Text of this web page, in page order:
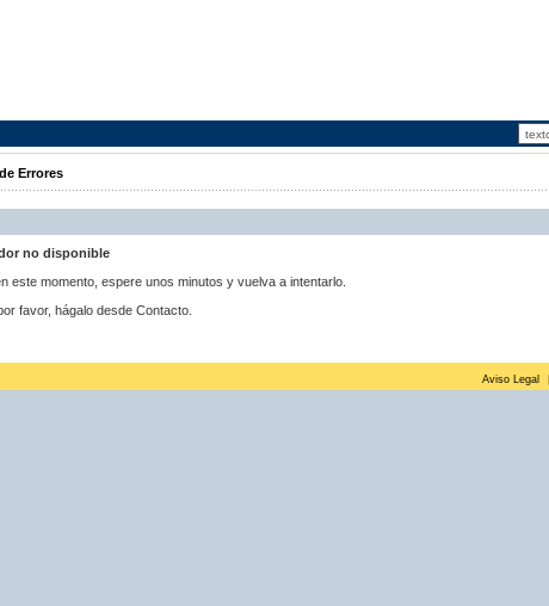
Errores
no disponible
este momento, espere unos minutos y vuelva a intentarlo.
favor, hágalo desde Contacto.
Aviso Legal